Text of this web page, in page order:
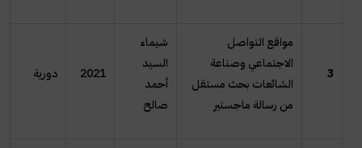
3
مواقع التواصل
الاجتماعي وصناعة
الشائعات بحث مستقل
من رسالة ماجستير
شيماء
السيد
أحمد
صالح
2021 دورية